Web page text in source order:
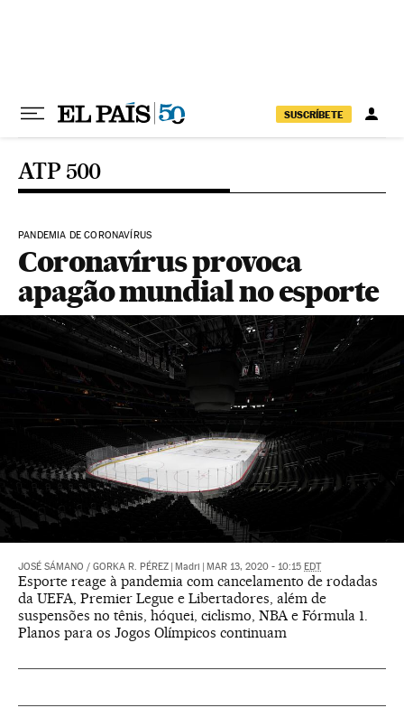
SUSCRÍBETE
ATP 500
PANDEMIA DE CORONAVÍRUS
Coronavírus provoca
apagão mundial no esporte
JOSÉ SÁMANO / GORKA R. PÉREZ Madri MAR 13, 2020 - 10:15 EDT
Esporte reage à pandemia com cancelamento de rodadas
da UEFA, Premier Legue e Libertadores, além de
suspensões no tênis, hóquei, ciclismo, NBA e Fórmula 1.
Planos para os Jogos Olímpicos continuam